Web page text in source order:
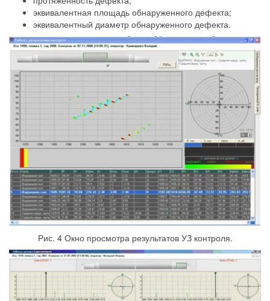
эквивалентная площадь обнаруженного дефекта;
эквивалентный диаметр обнаруженного дефекта.
Рис. 4 Окно просмотра результатов УЗ контроля.